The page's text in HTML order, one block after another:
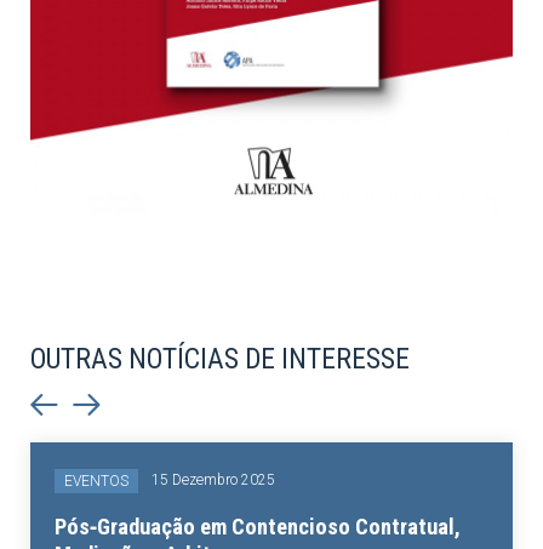
OUTRAS NOTÍCIAS DE INTERESSE
EVENTOS 15 Dezembro 2025
Pós‑Graduação em Contencioso Contratual,